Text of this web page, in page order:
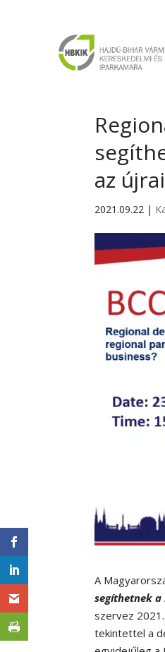
az
2021.09.22 |
A
segíthetnek
szervez
tekintettel a